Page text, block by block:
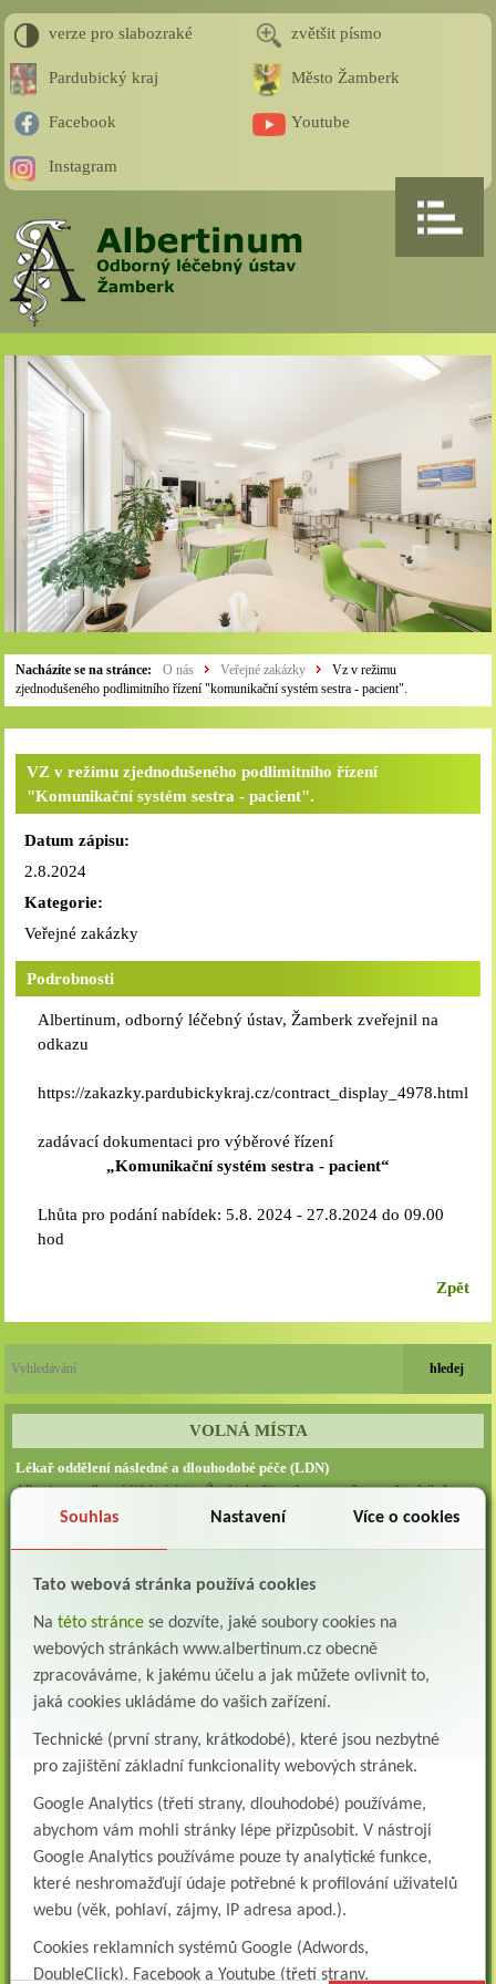
verze pro slabozraké zvětšit písmo
Pardubický kraj Město Žamberk
Facebook Youtube
Instagram
Nacházíte se na stránce: O nás Veřejné zakázky
Vz v režimu
zjednodušeného podlimitního řízení "komunikační systém sestra - pacient".
VZ v režimu zjednodušeného podlimitního řízení
"Komunikační systém sestra - pacient".
Datum zápisu:
2.8.2024
Kategorie:
Veřejné zakázky
Podrobnosti
Albertinum, odborný léčebný ústav, Žamberk zveřejnil na
odkazu
https://zakazky.pardubickykraj.cz/contract_display_4978.html
zadávací dokumentaci pro výběrové řízení
„Komunikační systém sestra - pacient“
Lhůta pro podání nabídek: 5.8. 2024 - 27.8.2024 do 09.00
hod
Zpět
VOLNÁ MÍSTA
Lékař oddělení následné a dlouhodobé péče (LDN)
Albertinum, odborný léčebný ústav, Žamberk přijme do pracovního poměru: Lékaře na
oddělení následné a dlouhodobé lůžkové...
Lékař na oddělení psychiatrie
oddělení psychiatrie ...
Lékař oddělení pneumologie a ftizeologie (plicní oddělení)
Albertinum, odborný léčebný ústav, Žamberk přijme do pracovního poměru: Lékaře na
oddělení pneumologie a ftizeologie (pl...
Přidejte se k nám Do našeho týmu přijmeme všeobecnou nebo praktickou sestru na
lůžkové oddělení následné a dlouhodobé pé...
Všeobecná sestra na plicní oddělení
Albertinum, odborný léčebný ústav, přijme do pracovního poměru: VŠEOBECNÁ
SESTRA na oddělení pneumologie a ftizeologiePr...
Logoped/klinický logoped
Albertinum, OLÚ, Žamberk přijme
KLINICKÉHO LOGOPEDA Nab...
Ergoterapeut/ka
Souhlas Nastavení Více o cookies
Tato webová stránka používá cookies
Na této stránce se dozvíte, jaké soubory cookies na
webových stránkách www.albertinum.cz obecně
zpracováváme, k jakému účelu a jak můžete ovlivnit to,
jaká cookies ukládáme do vašich zařízení.
Technické (první strany, krátkodobé), které jsou nezbytné
pro zajištění základní funkcionality webových stránek.
Google Analytics (třetí strany, dlouhodobé) používáme,
abychom vám mohli stránky lépe přizpůsobit. V nástroji
Google Analytics používáme pouze ty analytické funkce,
které neshromažďují údaje potřebné k profilování uživatelů
webu (věk, pohlaví, zájmy, IP adresa apod.).
Cookies reklamních systémů Google (Adwords,
DoubleClick), Facebook a Youtube (třetí strany,